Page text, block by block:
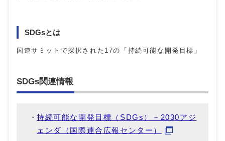
SDGsとは
国連サミットで採択された17の「持続可能な開発目標」
SDGs関連情報
持続可能な開発目標（SDGs）－2030アジ
ェンダ（国際連合広報センター）